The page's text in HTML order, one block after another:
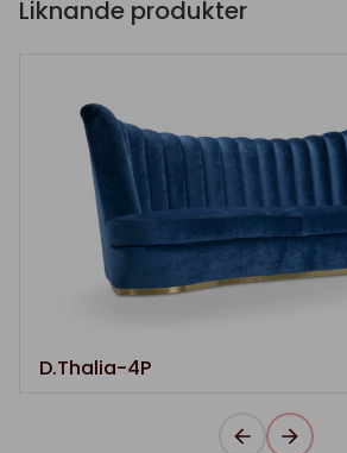
Liknande produkter
D.Thalia-4P